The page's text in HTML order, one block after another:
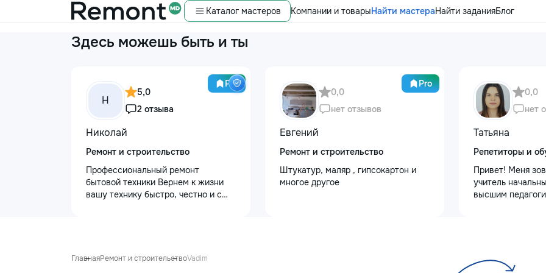
Каталог мастеров Компании и товарыНайти мастераНайти заданияБлог
Здесь можешь быть и ты
Pro
Н
5,0
2 отзыва
Николай
Ремонт и строительство
Профессиональный ремонт
бытовой техники Вернем к жизни
вашу технику быстро, честно и с
течение 1–2 часов после заявки. 📉
Pro
0,0
нет отзывов
Евгений
Ремонт и строительство
Штукатур, маляр , гипсокартон и
многое другое
0,0
нет
Татьяна
Репетиторы и
Привет! Меня
учитель
высшим
✨ развитие речи
ГлавнаяРемонт и строительствоVadim